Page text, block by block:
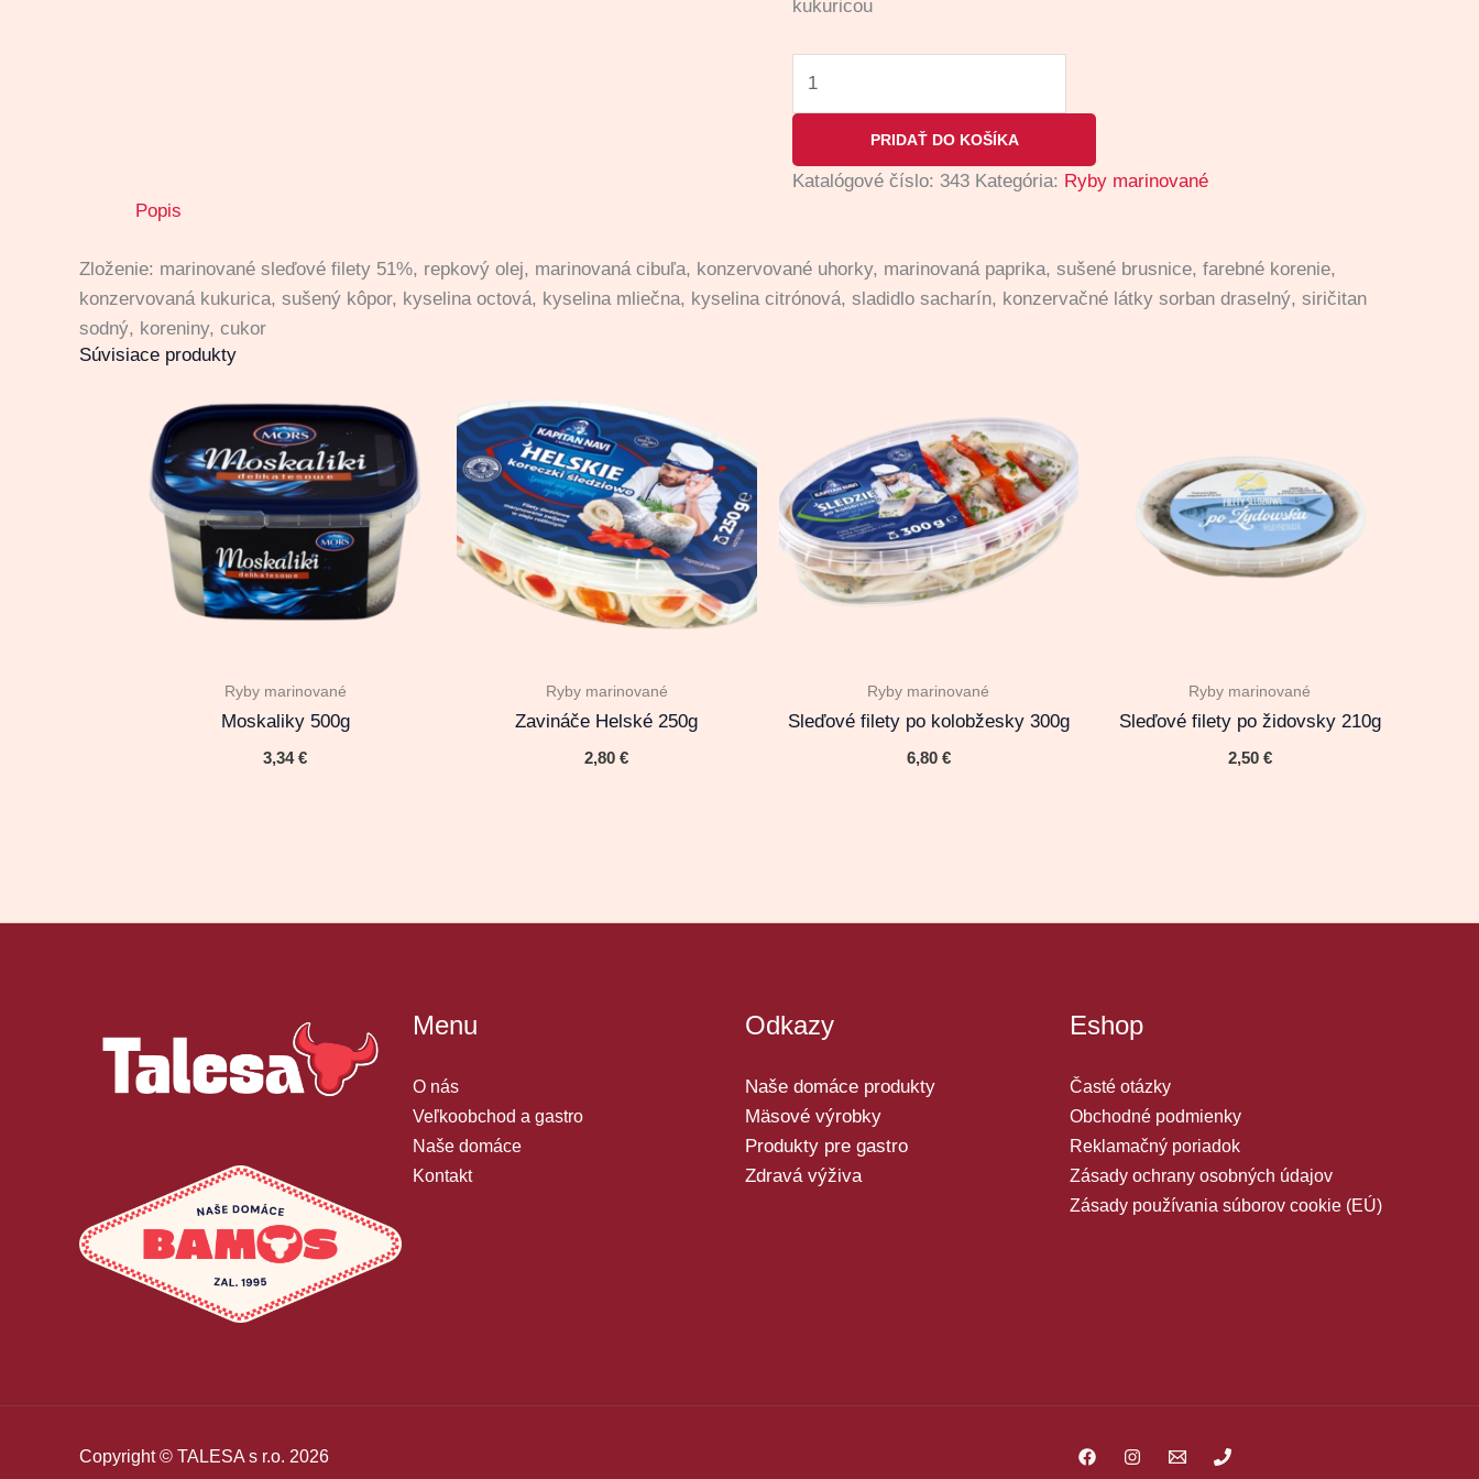
kukuricou
PRIDAŤ DO KOŠÍKA
Katalógové číslo: 343 Kategória: Ryby marinované
Popis
Zloženie: marinované sleďové filety 51%, repkový olej, marinovaná cibuľa, konzervované uhorky, marinovaná paprika, sušené brusnice, farebné korenie,
konzervovaná kukurica, sušený kôpor, kyselina octová, kyselina mliečna, kyselina citrónová, sladidlo sacharín, konzervačné látky sorban draselný, siričitan
sodný, koreniny, cukor
Súvisiace produkty
Ryby marinované
Moskaliky 500g
3,34€
Ryby marinované
Zavináče Helské 250g
2,80€
Ryby marinované
Sleďové filety po kolobžesky 300g
6,80 €
Ryby marinované
Sleďové filety po židovsky 210g
2,50 €
Menu
O nás
Veľkoobchod a gastro
Naše domáce
Kontakt
Odkazy
Naše domáce produkty
Mäsové výrobky
Produkty pre gastro
Zdravá výživa
Eshop
Časté otázky
Obchodné podmienky
Reklamačný poriadok
Zásady ochrany osobných údajov
Zásady používania súborov cookie (EÚ)
Copyright © TALESA s r.o. 2026